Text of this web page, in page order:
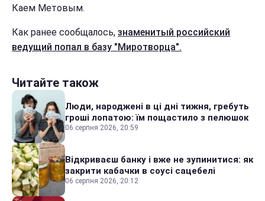
Каем Метовым.
Как ранее сообщалось, знаменитый российский
ведущий попал в базу "Миротворца".
Читайте також
Люди, народжені в ці дні тижня, гребуть
гроші лопатою: їм пощастило з пелюшок
06 серпня 2026, 20:59
Відкриваєш банку і вже не зупинитися: як
закрити кабачки в соусі сацебелі
06 серпня 2026, 20:12